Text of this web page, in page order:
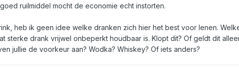
ruilmiddel mocht de economie echt instorten.
heb ik geen idee welke dranken zich hier het best voor lenen.
sterke drank vrijwel onbeperkt houdbaar is. Klopt dit? Of geldt dit
jullie de voorkeur aan? Wodka? Whiskey? Of iets anders?